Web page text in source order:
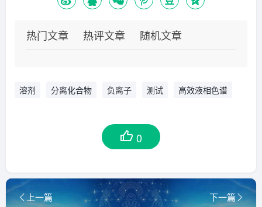
热门文章 热评文章 随机文章
溶剂 分离化合物 负离子 测试 高效液相色谱
0
上一篇 下一篇